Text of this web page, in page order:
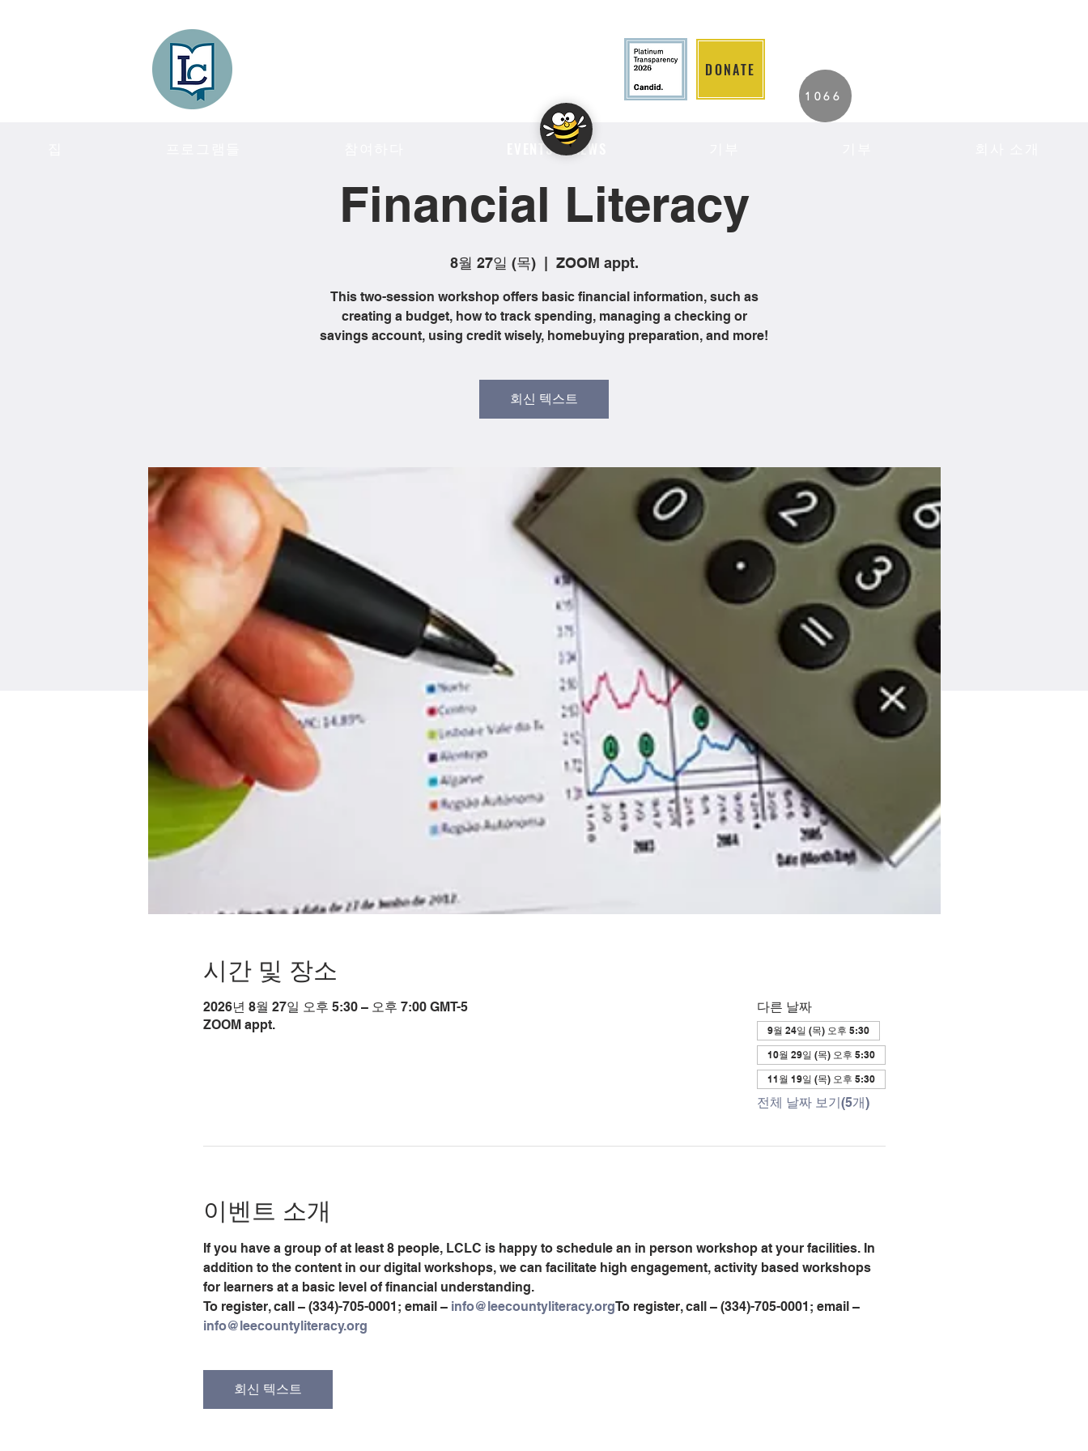
DONATE
EVENTS & NEWS
1066
Financial Literacy
8월 27일 (목)
  |
ZOOM appt.
This two-session workshop offers basic financial information, such as
creating a budget, how to track spending, managing a checking or
savings account, using credit wisely, homebuying preparation, and more!
회신 텍스트
시간 및 장소
2026년 8월 27일 오후 5:30 – 오후 7:00 GMT-5
ZOOM appt.
다른 날짜
9월 24일 (목) 오후 5:30
10월 29일 (목) 오후 5:30
11월 19일 (목) 오후 5:30
전체 날짜 보기(5개)
이벤트 소개
If you have a group of at least 8 people, LCLC is happy to schedule an in person workshop at your facilities. In
addition to the content in our digital workshops, we can facilitate high engagement, activity based workshops
for learners at a basic level of financial understanding.
To register, call – (334)-705-0001; email – info@leecountyliteracy.orgTo register, call – (334)-705-0001; email –
info@leecountyliteracy.org
회신 텍스트